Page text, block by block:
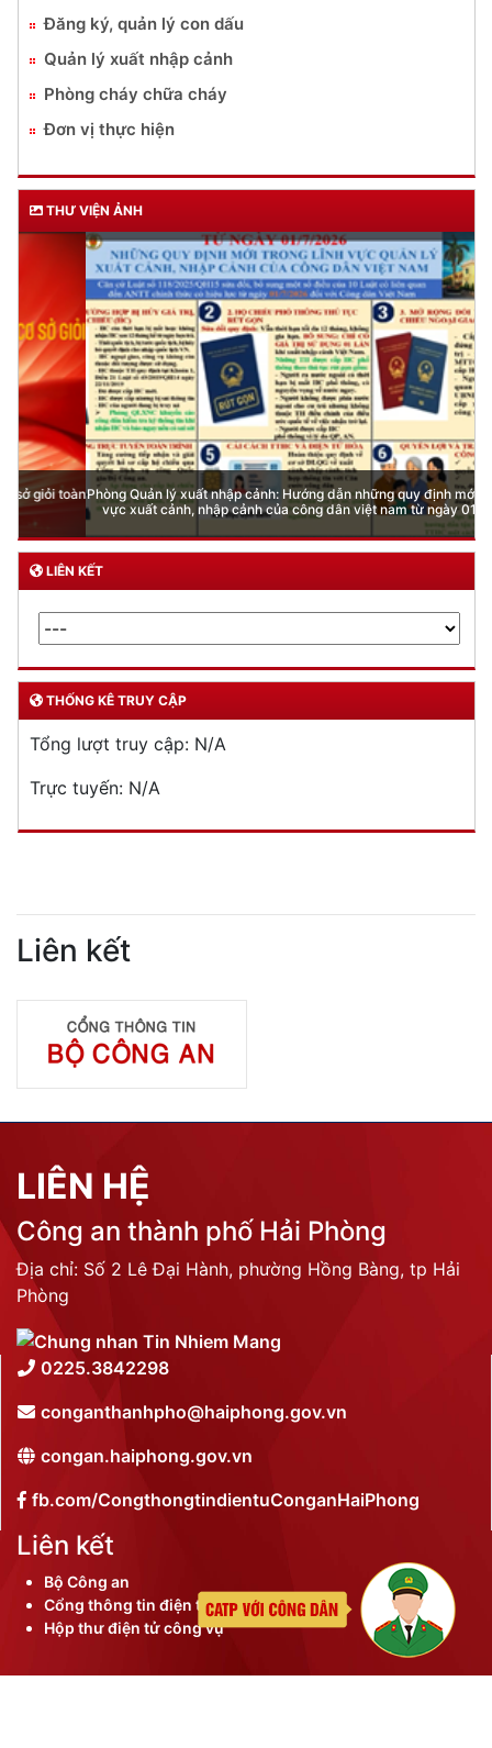
Đăng ký, quản lý con dấu
Quản lý xuất nhập cảnh
Phòng cháy chữa cháy
Đơn vị thực hiện
THƯ VIỆN ẢNH
Phòng Quản lý xuất nhập cảnh: Hướng dẫn những quy định mới trong lĩnh
vực xuất cảnh, nhập cảnh của công dân việt nam từ ngày 01/7/2026
LIÊN KẾT
THỐNG KÊ TRUY CẬP
Tổng lượt truy cập: N/A
Trực tuyến: N/A
Liên kết
LIÊN HỆ
Công an thành phố Hải Phòng
Địa chỉ: Số 2 Lê Đại Hành, phường Hồng Bàng, tp Hải
Phòng
0225.3842298
conganthanhpho@haiphong.gov.vn
congan.haiphong.gov.vn
fb.com/CongthongtindientuConganHaiPhong
Liên kết
Bộ Công an
Cổng thông tin điện tử thành phố
Hộp thư điện tử công vụ